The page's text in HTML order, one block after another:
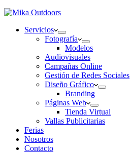
Servicios
Fotografía
Modelos
Audiovisuales
Campañas Online
Gestión de Redes Sociales
Diseño Gráfico
Branding
Páginas Web
Tienda Virtual
Vallas Publicitarias
Ferias
Nosotros
Contacto